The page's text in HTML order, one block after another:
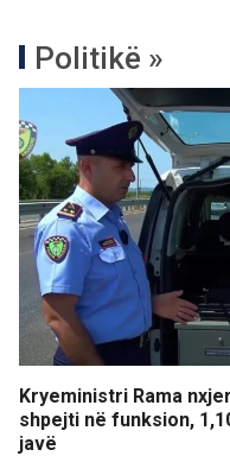
Politikë »
Kryeministri Rama
shpejti në funksion,
javë